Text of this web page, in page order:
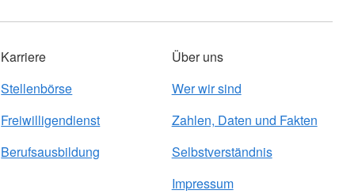
Karriere
Stellenbörse
Freiwilligendienst
Berufsausbildung
Über uns
Wer wir sind
Zahlen, Daten und Fakten
Selbstverständnis
Impressum